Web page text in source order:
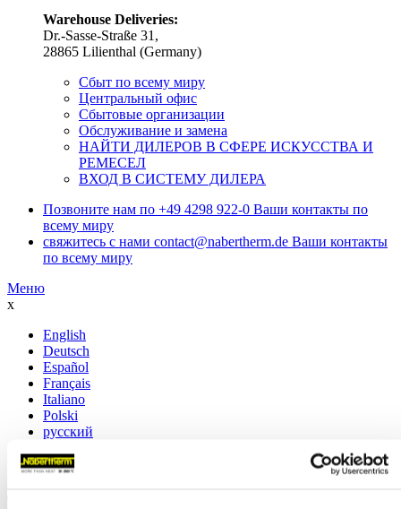
Warehouse Deliveries:
Dr.-Sasse-Straße 31,
28865 Lilienthal (Germany)
Сбыт по всему миру
Центральный офис
Сбытовые организации
Обслуживание и замена
НАЙТИ ДИЛЕРОВ В СФЕРЕ ИСКУССТВА И
РЕМЕСЕЛ
ВХОД В СИСТЕМУ ДИЛЕРА
Позвоните нам по +49 4298 922-0 Ваши контакты по
всему миру
свяжитесь с нами contact@nabertherm.de Ваши контакты
по всему миру
Меню
x
English
Deutsch
Español
Français
Italiano
Polski
русский
中文